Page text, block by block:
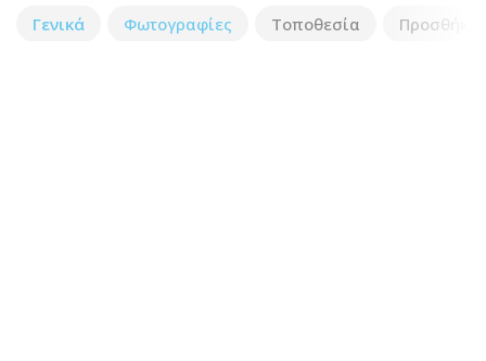
Γενικά Φωτογραφίες Τοποθεσία Προσθήκη